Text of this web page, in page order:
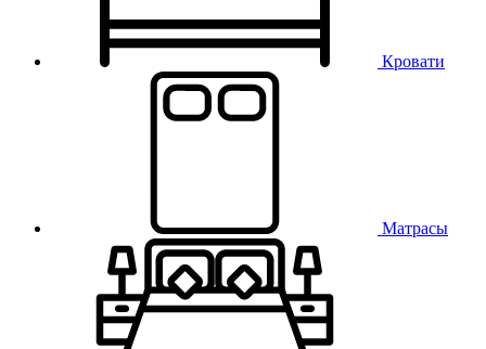
Кровати
Матрасы